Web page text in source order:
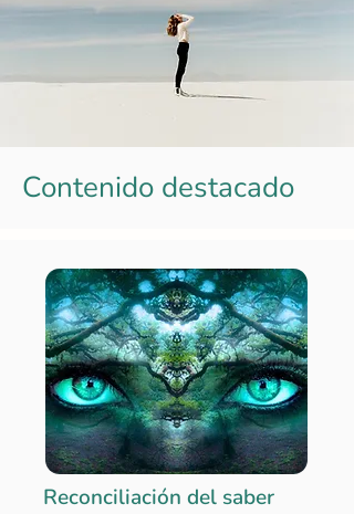
Contenido destacado
Reconciliación del saber